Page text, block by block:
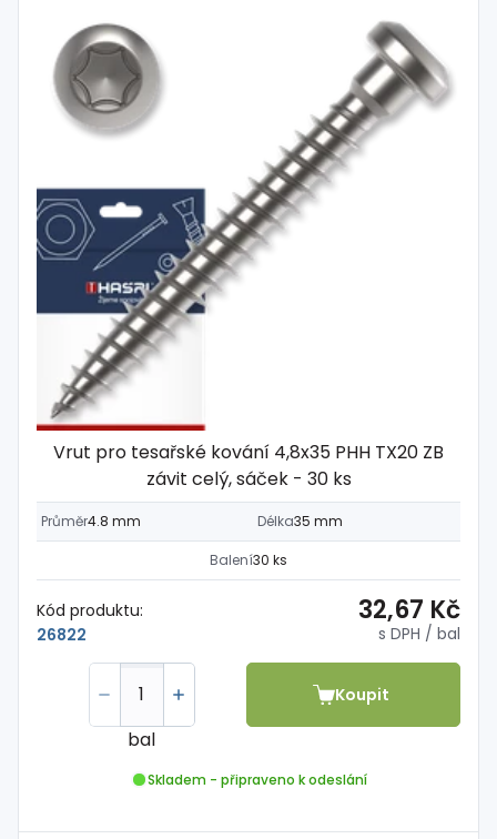
Vrut pro tesařské kování 4,8x35 PHH TX20 ZB
závit celý, sáček - 30 ks
Průměr4.8 mm Délka35 mm
Balení30 ks
Kód produktu:
26822
32,67 Kč
s DPH / bal
bal
Koupit
Skladem - připraveno k odeslání